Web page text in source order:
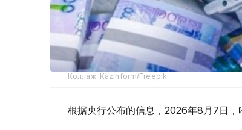
Коллаж: Kazinform/Freepik
根据央行公布的信息，2026年8月7日，